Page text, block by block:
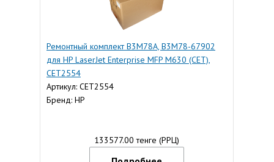
Ремонтный комплект B3M78A, B3M78-67902
для HP LaserJet Enterprise MFP M630 (CET),
CET2554
Артикул: CET2554
Бренд: HP
133577.00 тенге (РРЦ)